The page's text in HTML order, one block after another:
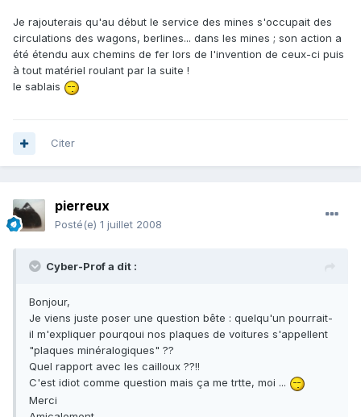
Je rajouterais qu'au début le service des mines s'occupait des
circulations des wagons, berlines... dans les mines ; son action a
été étendu aux chemins de fer lors de l'invention de ceux-ci puis
à tout matériel roulant par la suite !
le sablais
Citer
pierreux
Posté(e) 1 juillet 2008
Cyber-Prof a dit :
Bonjour,
Je viens juste poser une question bête : quelqu'un pourrait-
il m'expliquer pourqoui nos plaques de voitures s'appellent
"plaques minéralogiques" ??
Quel rapport avec les cailloux ??!!
C'est idiot comme question mais ça me trtte, moi ...
Merci